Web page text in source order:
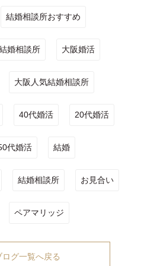
結婚相談所おすすめ
婚相談所 大阪婚活
大阪人気結婚相談所
40代婚活 20代婚活
代婚活 結婚
結婚相談所 お見合い
ペアマリッジ
ログ一覧へ戻る